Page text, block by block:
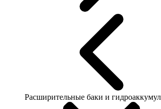
Расширительные баки и